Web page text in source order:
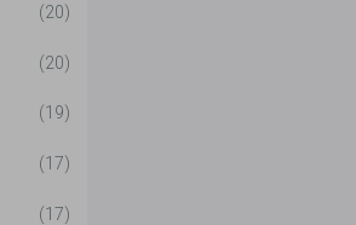
(20)
(20)
(19)
(17)
(17)